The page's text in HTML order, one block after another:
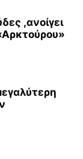
,ανοίγει